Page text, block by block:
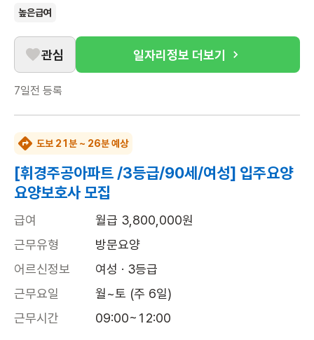
높은급여
관심 일자리정보 더보기
7일전 등록
도보 21분 ~ 26분 예상
[휘경주공아파트 /3등급/90세/여성] 입주요양
요양보호사 모집
급여
월급 3,800,000원
근무유형
방문요양
어르신정보
여성 · 3등급
근무요일
월~토 (주 6일)
근무시간
09:00~12:00